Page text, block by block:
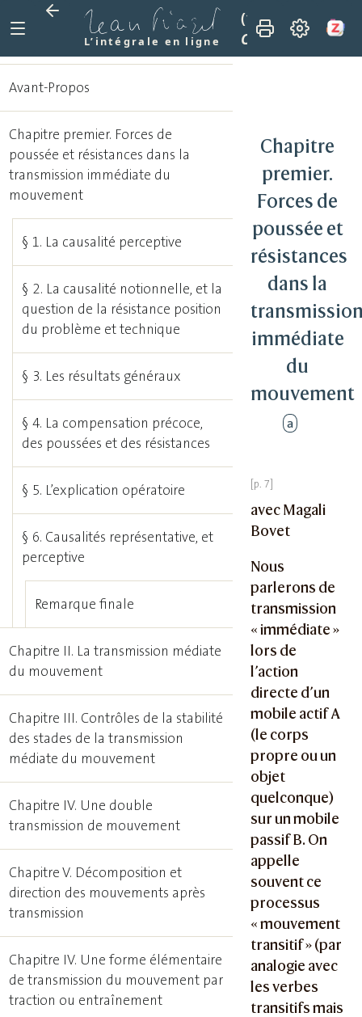
L’intégrale en ligne
(1972)
La
Chapitre
Chapitre
premier.
Forces de
poussée et
résistances
dans la
immédiate
du
mouvement
a
avec Magali
Bovet
Nous
parlerons de
transmission
« immédiate »
lors de
l’action
directe d’un
mobile actif A
(le corps
propre ou un
objet
quelconque)
sur un mobile
passif B. On
appelle
souvent ce
processus
« mouvement
transitif » (par
analogie avec
les verbes
transitifs mais
Avant-Propos
Chapitre premier. Forces de
poussée et résistances dans la
transmission immédiate du
mouvement
§ 1. La causalité perceptive
§ 2. La causalité notionnelle, et la
question de la résistance position
du problème et technique
§ 3. Les résultats généraux
§ 4. La compensation précoce,
des poussées et des résistances
§ 5. L’explication opératoire
§ 6. Causalités représentative, et
perceptive
Remarque finale
Chapitre II. La transmission médiate
du mouvement
Chapitre III. Contrôles de la stabilité
des stades de la transmission
médiate du mouvement
Chapitre IV. Une double
transmission de mouvement
Chapitre V. Décomposition et
direction des mouvements après
transmission
Chapitre IV. Une forme élémentaire
de transmission du mouvement par
traction ou entraînement